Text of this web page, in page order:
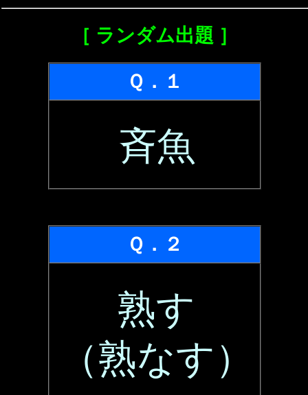
［ ランダム出題 ］
Ｑ．１
斉魚
Ｑ．２
熟す
（熟なす）